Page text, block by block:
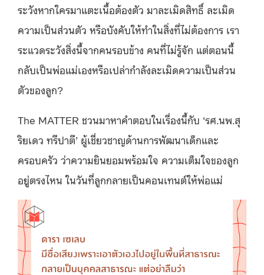
ระวังหากใครมาแตะเนื้อต้องตัว มาละเมิดสิทธิ์ ละเมิด
ความเป็นส่วนตัว หรือบังคับให้ทำในสิ่งที่ไม่ต้องการ เรา
ระแวดระวังสิ่งนี้จากคนรอบข้าง คนที่ไม่รู้จัก แต่ตอนนี้
กลับเป็นพ่อแม่เองหรือเปล่ากำลังละเมิดความเป็นส่วน
ตัวของลูก?
The MATTER ชวนมาหาคำตอบในเรื่องนี้กับ ‘รศ.นพ.สุ
ริยเดว ทรีปาตี’ ผู้เชี่ยวชาญด้านการพัฒนาเด็กและ
ครอบครัว ว่าความยินยอมพร้อมใจ ความเต็มใจของลูก
อยู่ตรงไหน ในวันที่ลูกกลายเป็นคอนเทนต์ให้พ่อแม่